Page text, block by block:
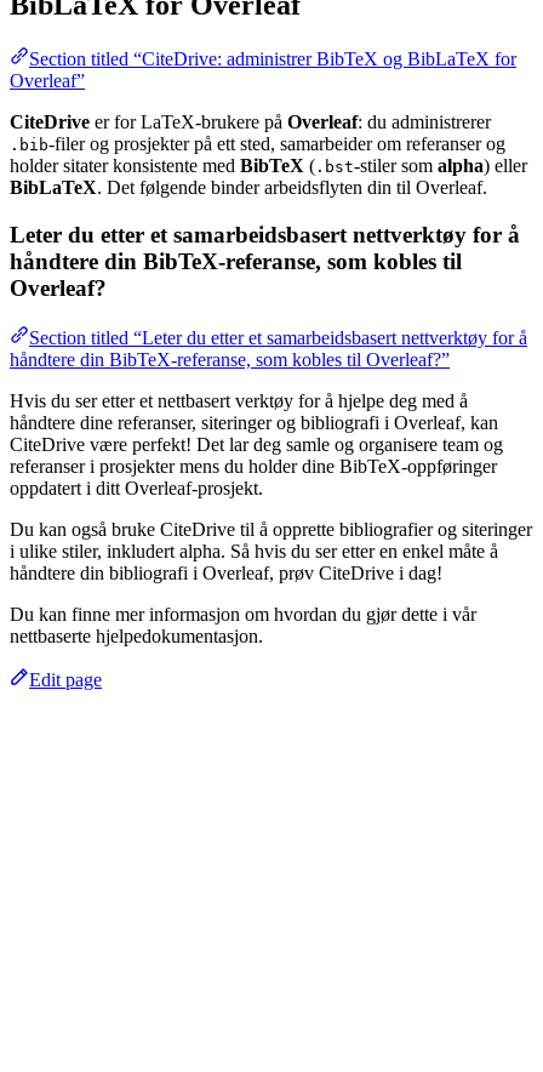
Section titled “CiteDrive: administrer BibTeX og BibLaTeX for
Overleaf”
CiteDrive er for LaTeX-brukere på Overleaf: du administrerer
.bib-filer og prosjekter på ett sted, samarbeider om referanser og
holder sitater konsistente med BibTeX ( .bst-stiler som alpha) eller
BibLaTeX. Det følgende binder arbeidsflyten din til Overleaf.
Leter du etter et samarbeidsbasert nettverktøy for å
håndtere din BibTeX-referanse, som kobles til
Overleaf?
Section titled “Leter du etter et samarbeidsbasert nettverktøy for å
håndtere din BibTeX-referanse, som kobles til Overleaf?”
Hvis du ser etter et nettbasert verktøy for å hjelpe deg med å
håndtere dine referanser, siteringer og bibliografi i Overleaf, kan
CiteDrive være perfekt! Det lar deg samle og organisere team og
referanser i prosjekter mens du holder dine BibTeX-oppføringer
oppdatert i ditt Overleaf-prosjekt.
Du kan også bruke CiteDrive til å opprette bibliografier og siteringer
i ulike stiler, inkludert alpha. Så hvis du ser etter en enkel måte å
håndtere din bibliografi i Overleaf, prøv CiteDrive i dag!
Du kan finne mer informasjon om hvordan du gjør dette i vår
nettbaserte hjelpedokumentasjon.
Edit page